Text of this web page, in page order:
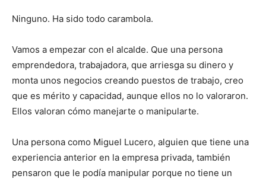
Ninguno. Ha sido todo carambola.
Vamos a empezar con el alcalde. Que una persona
emprendedora, trabajadora, que arriesga su dinero y
monta unos negocios creando puestos de trabajo, creo
que es mérito y capacidad, aunque ellos no lo valoraron.
Ellos valoran cómo manejarte o manipularte.
Una persona como Miguel Lucero, alguien que tiene una
experiencia anterior en la empresa privada, también
pensaron que le podía manipular porque no tiene un